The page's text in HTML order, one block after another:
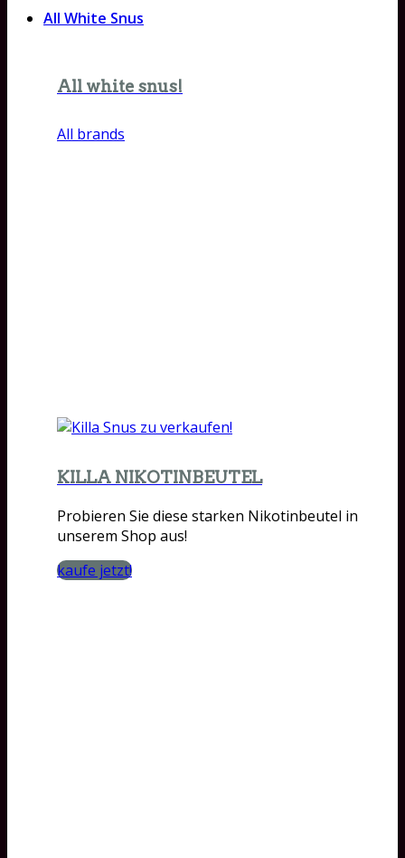
All White Snus
All white snus!
All brands
KILLA NIKOTINBEUTEL
Probieren Sie diese starken Nikotinbeutel in
unserem Shop aus!
kaufe jetzt!